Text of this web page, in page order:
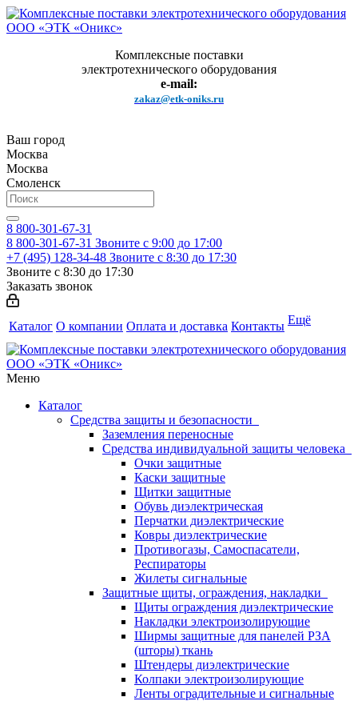
Комплексные поставки
электротехнического оборудования
e-mail:
zakaz@etk-oniks.ru
Ваш город
Москва
Москва
Смоленск
8 800-301-67-31
8 800-301-67-31 Звоните с 9:00 до 17:00
+7 (495) 128-34-48 Звоните с 8:30 до 17:30
Звоните с 8:30 до 17:30
Заказать звонок
Каталог О компании Оплата и доставка Контакты Ещё
Меню
Каталог
Средства защиты и безопасности
Заземления переносные
Средства индивидуальной защиты человека
Очки защитные
Каски защитные
Щитки защитные
Обувь диэлектрическая
Перчатки диэлектрические
Ковры диэлектрические
Противогазы, Самоспасатели,
Респираторы
Жилеты сигнальные
Защитные щиты, ограждения, накладки
Щиты ограждения диэлектрические
Накладки электроизолирующие
Ширмы защитные для панелей РЗА
(шторы) ткань
Штендеры диэлектрические
Колпаки электроизолирующие
Ленты оградительные и сигнальные